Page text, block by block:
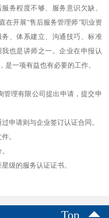
务程度不够、服务意识欠缺、
在开展“售后服务管理师”职业资
、体系建立、沟通技巧、标准
也是讲师之一。企业在申报认
是一项有益也有必要的工作。
管理有限公司提出申请，提交申
申请则与企业签订认证合同。
。
级的服务认证证书。
Top